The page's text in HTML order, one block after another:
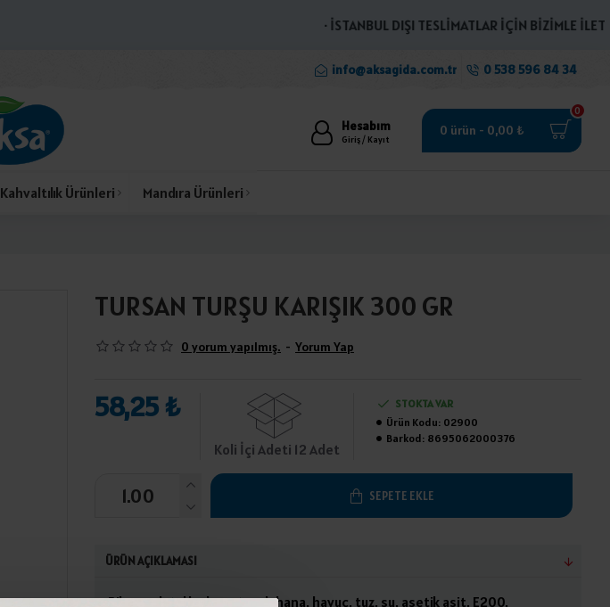
· İSTANBUL DIŞI TESLİMATLAR İÇİN BİZİMLE
info@aksagida.com.tr 0 538 596 84 34
Hesabım
Giriş / Kayıt
0 ürün - 0,00 ₺
0
Kahvaltılık Ürünleri Mandıra Ürünleri
TURSAN TURŞU KARIŞIK 300 GR
0 yorum yapılmış. - Yorum Yap
58,25 ₺
Koli İçi Adeti 12 Adet
STOKTA VAR
Ürün Kodu: 02900
Barkod: 8695062000376
SEPETE EKLE
ÜRÜN AÇIKLAMASI
Biber, salatalık, domates, lahana, havuç, tuz, su, asetik asit, E200,